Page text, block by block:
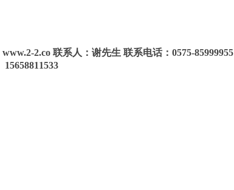
2.co 联系人：谢先生 联系电话：0575-85999955
15658811533